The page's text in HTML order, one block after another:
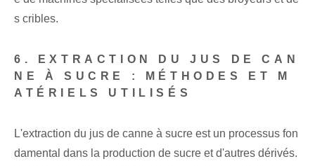
s cribles.
6. EXTRACTION DU JUS DE CAN
NE À SUCRE : MÉTHODES ET M
ATÉRIELS UTILISÉS
L'extraction du jus de canne à sucre est un processus fon
damental dans la production de sucre et d'autres dérivés.